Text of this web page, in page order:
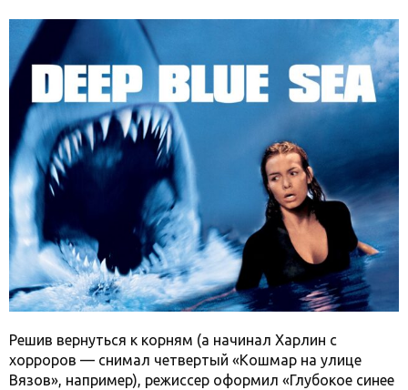
Решив вернуться к корням (а начинал Харлин с
хорроров — снимал четвертый «Кошмар на улице
Вязов», например), режиссер оформил «Глубокое синее